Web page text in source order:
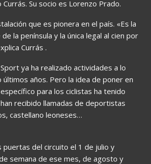
Su socio es Lorenzo Prado.
que es pionera en el país. «Es la
la península y la única legal al cien por
Currás .
ya ha realizado actividades a lo
años. Pero la idea de poner en
para los ciclistas ha tenido
recibido llamadas de deportistas
castellano leoneses…
puertas del circuito el 1 de julio y
semana de ese mes, de agosto y